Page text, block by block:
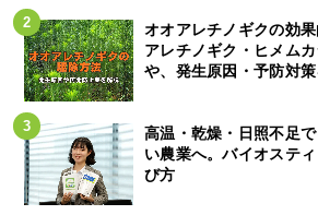
オオアレチノギクの効果
アレチノギク・ヒメム
や、発生原因・予防対
高温・乾燥・日照不足
い農業へ。バイオステ
び方